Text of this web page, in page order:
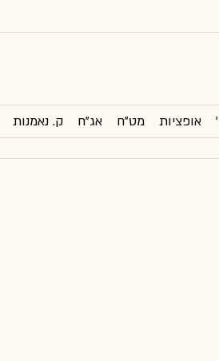
אופציות מט"ח אג"ח ק. נאמנות